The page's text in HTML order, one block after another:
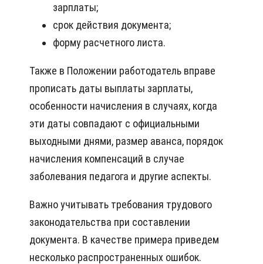
зарплаты;
срок действия документа;
форму расчетного листа.
Также в Положении работодатель вправе
прописать даты выплаты зарплаты,
особенности начисления в случаях, когда
эти даты совпадают с официальными
выходными днями, размер аванса, порядок
начисления компенсаций в случае
заболевания педагога и другие аспекты.
Важно учитывать требования трудового
законодательства при составлении
документа. В качестве примера приведем
несколько распространенных ошибок.